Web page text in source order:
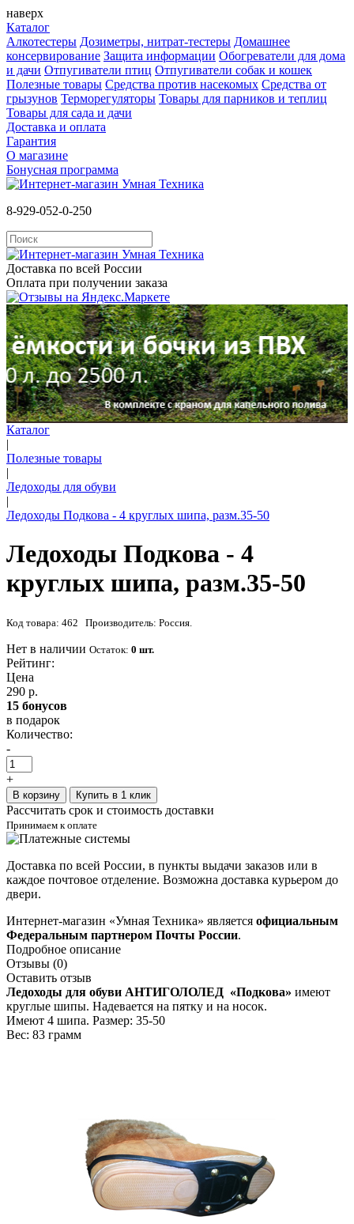
наверх
Каталог
Алкотестеры Дозиметры, нитрат-тестеры Домашнее
консервирование Защита информации Обогреватели для дома
и дачи Отпугиватели птиц Отпугиватели собак и кошек
Полезные товары Средства против насекомых Cредства от
грызунов Терморегуляторы Товары для парников и теплиц
Товары для сада и дачи
Доставка и оплата
Гарантия
О магазине
Бонусная программа
8-929-052-0-250
Доставка по всей России
Оплата при получении заказа
Каталог
|
Полезные товары
|
Ледоходы для обуви
|
Ледоходы Подкова - 4 круглых шипа, разм.35-50
Ледоходы Подкова - 4
круглых шипа, разм.35-50
Код товара: 462 Производитель: Россия.
Нет в наличии Остаток: 0 шт.
Рейтинг:
Цена
290 р.
15 бонусов
в подарок
Количество:
-
+
В корзину Купить в 1 клик
Рассчитать срок и стоимость доставки
Принимаем к оплате
Доставка по всей России, в пункты выдачи заказов или в
каждое почтовое отделение. Возможна доставка курьером до
двери.
Интернет-магазин «Умная Техника» является официальным
Федеральным партнером Почты России.
Подробное описание
Отзывы (0)
Оставить отзыв
Ледоходы для обуви АНТИГОЛОЛЕД «Подкова» имеют
круглые шипы. Надевается на пятку и на носок.
Имеют 4 шипа. Размер: 35-50
Вес: 83 грамм